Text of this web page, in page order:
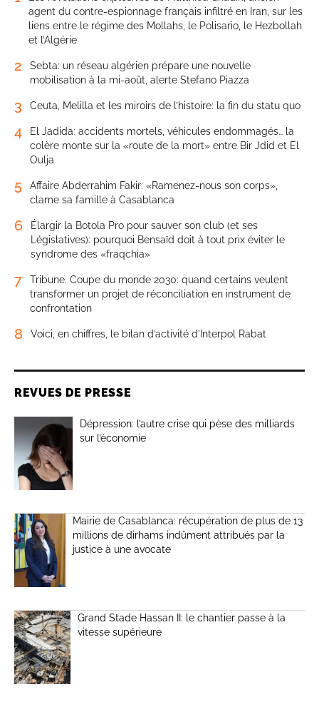
agent du contre-espionnage français infiltré en Iran, sur les
liens entre le régime des Mollahs, le Polisario, le Hezbollah
et l’Algérie
2
Sebta: un réseau algérien prépare une nouvelle
mobilisation à la mi-août, alerte Stefano Piazza
3 Ceuta, Melilla et les miroirs de l’histoire: la fin du statu quo
4
El Jadida: accidents mortels, véhicules endommagés… la
colère monte sur la «route de la mort» entre Bir Jdid et El
Oulja
5
Affaire Abderrahim Fakir: «Ramenez-nous son corps»,
clame sa famille à Casablanca
6
Élargir la Botola Pro pour sauver son club (et ses
Législatives): pourquoi Bensaïd doit à tout prix éviter le
syndrome des «fraqchia»
7
Tribune. Coupe du monde 2030: quand certains veulent
transformer un projet de réconciliation en instrument de
confrontation
8 Voici, en chiffres, le bilan d’activité d’Interpol Rabat
REVUES DE PRESSE
Dépression: l’autre crise qui pèse des milliards
sur l’économie
Mairie de Casablanca: récupération de plus de 13
millions de dirhams indûment attribués par la
justice à une avocate
Grand Stade Hassan II: le chantier passe à la
vitesse supérieure